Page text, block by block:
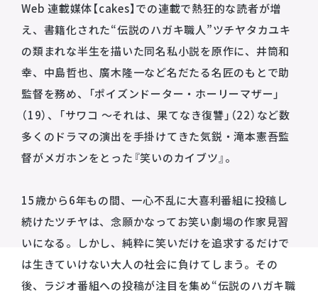
X(Twitter)
Web 連載媒体【cakes】での連載で熱狂的な読者が増
え、書籍化された“伝説のハガキ職⼈”ツチヤタカユキ
の類まれな半⽣を描いた同名私⼩説を原作に、井筒和
幸、中島哲也、廣⽊隆⼀など名だたる名匠のもとで助
監督を務め、「ポイズンドーター・ホーリーマザー」
（19）、「サワコ 〜それは、果てなき復讐」（22）など数
多くのドラマの演出を⼿掛けてきた気鋭・滝本憲吾監
督がメガホンをとった『笑いのカイブツ』。
15歳から6年もの間、⼀⼼不乱に⼤喜利番組に投稿し
続けたツチヤは、念願かなってお笑い劇場の作家⾒習
いになる。しかし、純粋に笑いだけを追求するだけで
は⽣きていけない⼤⼈の社会に負けてしまう。その
後、ラジオ番組への投稿が注⽬を集め“伝説のハガキ職